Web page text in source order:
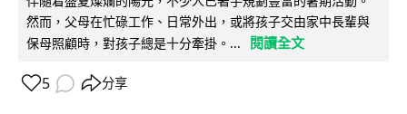
然而，父母在忙碌工作、日常外出，或將孩子交由家中長輩與
保母照顧時，對孩子總是十分牽掛。...
閱讀全文
5 分享